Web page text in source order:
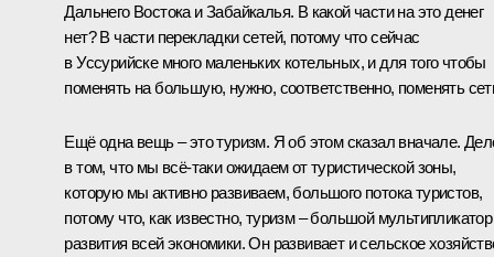
Дальнего Востока и Забайкалья. В какой части на это денег
нет? В части перекладки сетей, потому что сейчас
в Уссурийске много маленьких котельных, и для того чтобы
поменять на большую, нужно, соответственно, поменять
Ещё одна вещь – это туризм. Я об этом сказал вначале.
в том, что мы всё‑таки ожидаем от туристической зоны,
которую мы активно развиваем, большого потока туристов,
потому что, как известно, туризм – большой мультипликатор
развития всей экономики. Он развивает и сельское